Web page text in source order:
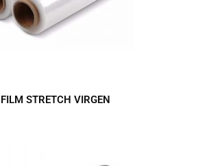
FILM STRETCH VIRGEN